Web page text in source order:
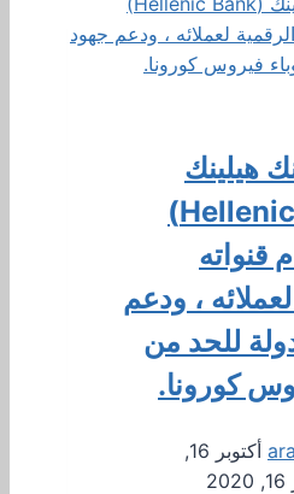
هيلينك
(Hellenic Bank)
قنواته
لعملائه ، ودعم
للحد من
كورونا.
أكتوبر 16,